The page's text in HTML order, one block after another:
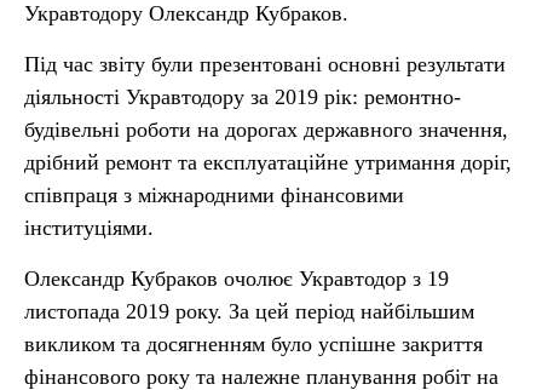
Укравтодору Олександр Кубраков.
Під час звіту були презентовані основні результати
діяльності Укравтодору за 2019 рік: ремонтно-
будівельні роботи на дорогах державного значення,
дрібний ремонт та експлуатаційне утримання доріг,
співпраця з міжнародними фінансовими
інституціями.
Олександр Кубраков очолює Укравтодор з 19
листопада 2019 року. За цей період найбільшим
викликом та досягненням було успішне закриття
фінансового року та належне планування робіт на